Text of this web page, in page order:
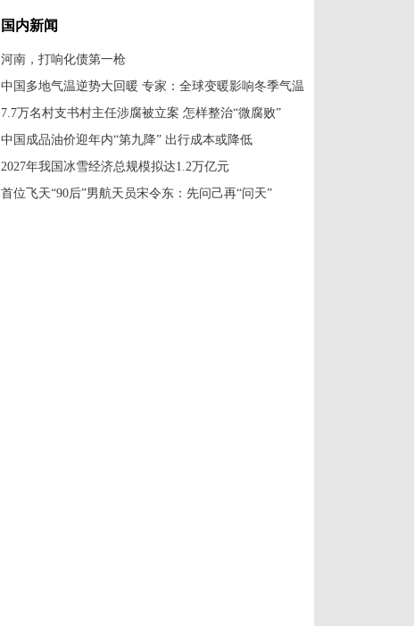
国内新闻
河南，打响化债第一枪
中国多地气温逆势大回暖 专家：全球变暖影响冬季气温
7.7万名村支书村主任涉腐被立案 怎样整治“微腐败”
中国成品油价迎年内“第九降” 出行成本或降低
2027年我国冰雪经济总规模拟达1.2万亿元
首位飞天“90后”男航天员宋令东：先问己再“问天”